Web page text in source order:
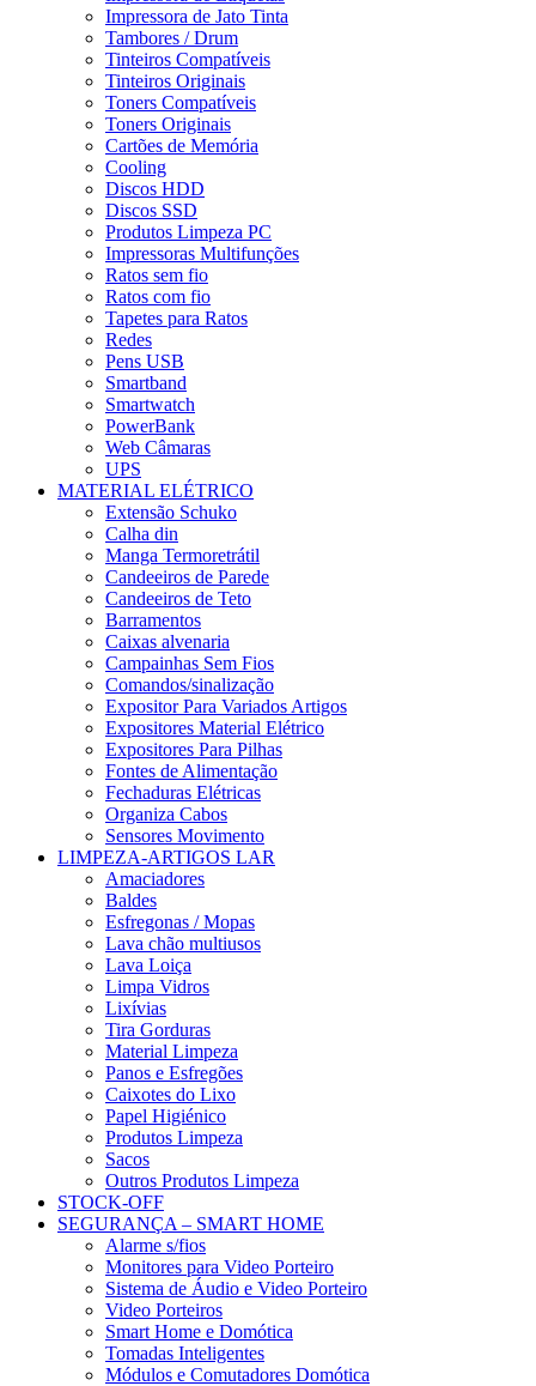
Impressora de Jato Tinta
Tambores / Drum
Tinteiros Compatíveis
Tinteiros Originais
Toners Compatíveis
Toners Originais
Cartões de Memória
Cooling
Discos HDD
Discos SSD
Produtos Limpeza PC
Impressoras Multifunções
Ratos sem fio
Ratos com fio
Tapetes para Ratos
Redes
Pens USB
Smartband
Smartwatch
PowerBank
Web Câmaras
UPS
MATERIAL ELÉTRICO
Extensão Schuko
Calha din
Manga Termoretrátil
Candeeiros de Parede
Candeeiros de Teto
Barramentos
Caixas alvenaria
Campainhas Sem Fios
Comandos/sinalização
Expositor Para Variados Artigos
Expositores Material Elétrico
Expositores Para Pilhas
Fontes de Alimentação
Fechaduras Elétricas
Organiza Cabos
Sensores Movimento
LIMPEZA-ARTIGOS LAR
Amaciadores
Baldes
Esfregonas / Mopas
Lava chão multiusos
Lava Loiça
Limpa Vidros
Lixívias
Tira Gorduras
Material Limpeza
Panos e Esfregões
Caixotes do Lixo
Papel Higiénico
Produtos Limpeza
Sacos
Outros Produtos Limpeza
STOCK-OFF
SEGURANÇA – SMART HOME
Alarme s/fios
Monitores para Video Porteiro
Sistema de Áudio e Video Porteiro
Video Porteiros
Smart Home e Domótica
Tomadas Inteligentes
Módulos e Comutadores Domótica